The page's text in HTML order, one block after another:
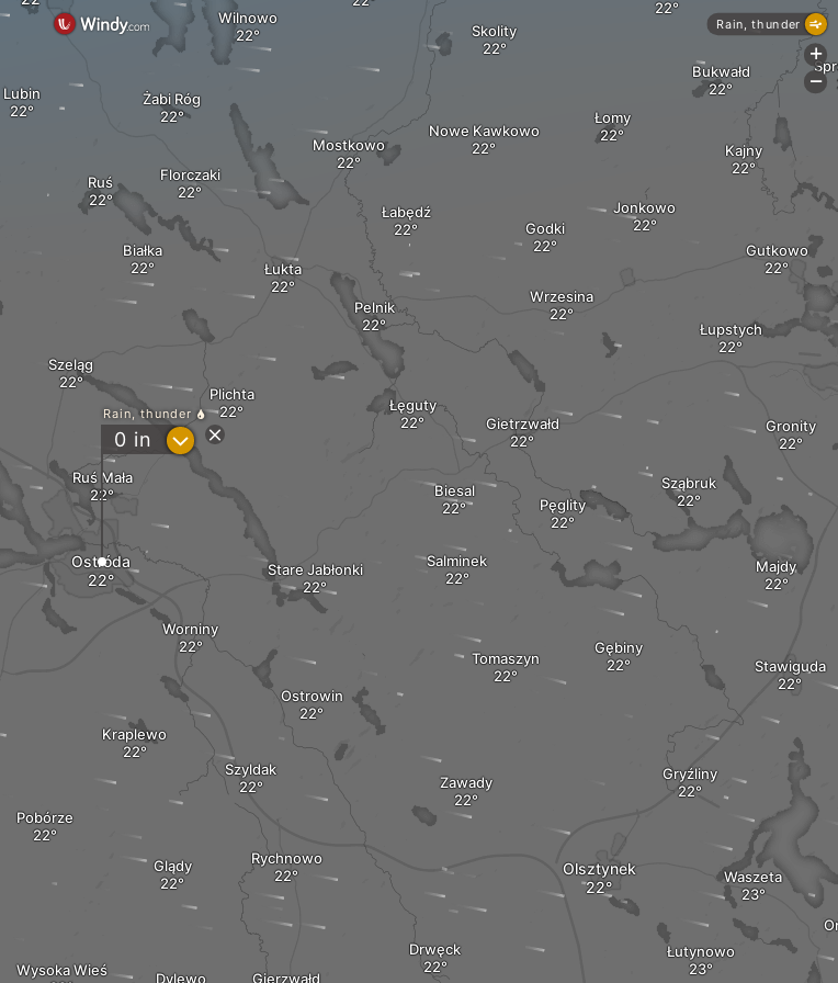
Ostróda
Ruś Mała
Worniny
Białka
Szeląg
Ruś Florczaki
Salminek
Biesal
Stare Jabłonki
Ostrowin
Wysoka Wieś
Pobórze
Glądy
Kraplewo
Dylewo
Łabędź
Łęguty
Plichta
Łukta
Pelnik
Mostkowo
Drwęck
Zawady
Szyldak
Rychnowo
Gierzwałd
Lubin Żabi Róg
Tomaszyn
Gietrzwałd
Gębiny
Pęglity
Sząbruk
Nowe Kawkowo
Wilnowo
Jonkowo
Godki
Łupstych
Wrzesina
Kajny
Łutynowo
Waszeta
Olsztynek
Gryźliny
Skolity
Łomy
Bukwałd
Majdy
Gronity
Stawiguda
Gutkowo
Rain, thunder
0 in ?
Rain, thunder
+
-